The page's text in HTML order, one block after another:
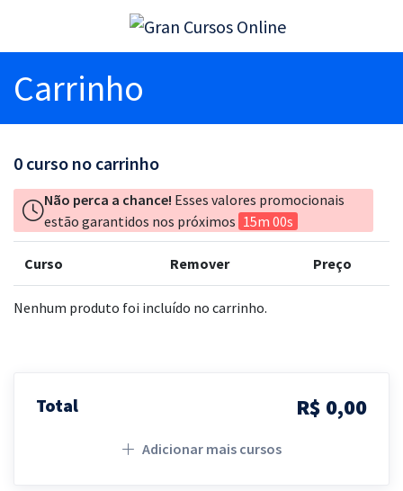
Carrinho
0 curso no carrinho
Não perca a chance! Esses valores promocionais
estão garantidos nos próximos 15m 00s
Curso Remover Preço
Nenhum produto foi incluído no carrinho.
Total R$ 0,00
Adicionar mais cursos